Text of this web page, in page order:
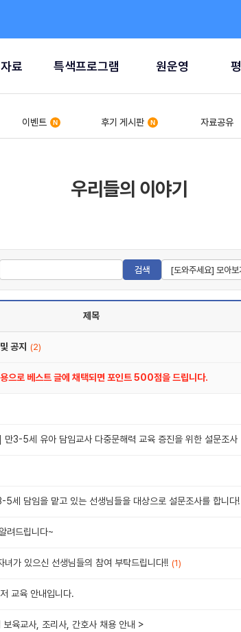
료 특색프로그램 원운영
이벤트 후기 게시판 자료공유
우리들의 이야기
검색 [도와주세요] 모아보
제목
공지 (2)
으로 베스트 글에 채택되면 포인트 500점을 드립니다.
만3-5세 유아 담임교사 다중문해력 교육 증진을 위한 설문조사
5세 담임을 맡고 있는 선생님들을 대상으로 설문조사를 합니다!
려드립니다~
녀가 있으신 선생님들의 참여 부탁드립니다!! (1)
교육 안내입니다.
보육교사, 조리사, 간호사 채용 안내 >